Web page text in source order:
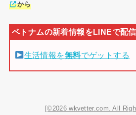
から
生活情報を無料でゲットする
[©2026 wkvetter.com. All